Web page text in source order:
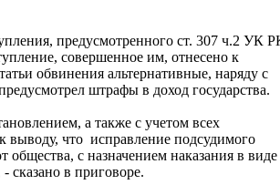
предусмотренного ст. 307 ч.2 УК
совершенное им, отнесено к
обвинения альтернативные, наряду с
штрафы в доход государства.
а также с учетом всех
выводу, что исправление подсудимого
с назначением наказания в виде
сказано в приговоре.